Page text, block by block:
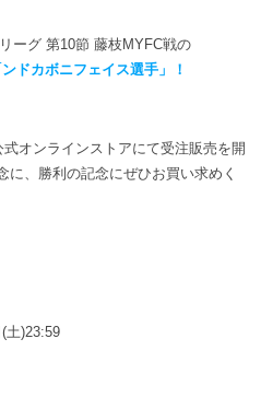
ーグ 第10節 藤枝MYFC戦の
ンドカボニフェイス選手」！
オンラインストアにて受注販売を開
、勝利の記念にぜひお買い求めく
土)23:59